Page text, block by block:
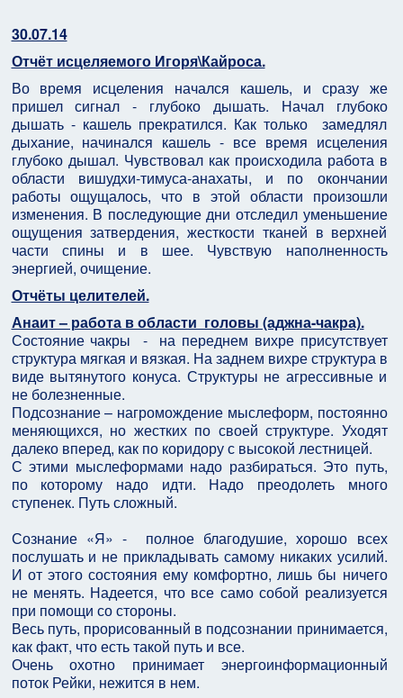
30.07.14
Отчёт исцеляемого Игоря\Кайроса.
Во время исцеления начался кашель, и сразу же
пришел сигнал - глубоко дышать. Начал глубоко
дышать - кашель прекратился. Как только замедлял
дыхание, начинался кашель - все время исцеления
глубоко дышал. Чувствовал как происходила работа в
области вишудхи-тимуса-анахаты, и по окончании
работы ощущалось, что в этой области произошли
изменения. В последующие дни отследил уменьшение
ощущения затвердения, жесткости тканей в верхней
части спины и в шее. Чувствую наполненность
энергией, очищение.
Отчёты целителей.
Анаит – работа в области головы (аджна-чакра).
Состояние чакры - на переднем вихре присутствует
структура мягкая и вязкая. На заднем вихре структура в
виде вытянутого конуса. Структуры не агрессивные и
не болезненные.
Подсознание – нагромождение мыслеформ, постоянно
меняющихся, но жестких по своей структуре. Уходят
далеко вперед, как по коридору с высокой лестницей.
С этими мыслеформами надо разбираться. Это путь,
по которому надо идти. Надо преодолеть много
ступенек. Путь сложный.
Сознание «Я» - полное благодушие, хорошо всех
послушать и не прикладывать самому никаких усилий.
И от этого состояния ему комфортно, лишь бы ничего
не менять. Надеется, что все само собой реализуется
при помощи со стороны.
Весь путь, прорисованный в подсознании принимается,
как факт, что есть такой путь и все.
Очень охотно принимает энергоинформационный
поток Рейки, нежится в нем.